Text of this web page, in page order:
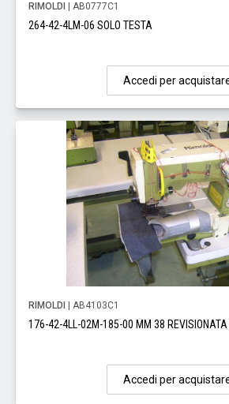
RIMOLDI | AB0777C1
264-42-4LM-06 SOLO TESTA
Accedi per
RIMOLDI | AB4103C1
176-42-4LL-02M-185-00 MM 38
Accedi per